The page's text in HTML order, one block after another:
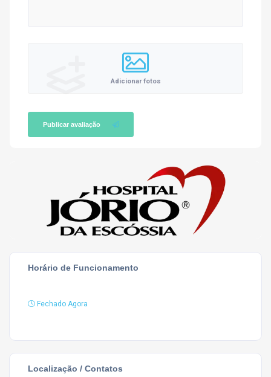
Adicionar fotos
Publicar avaliação
Horário de Funcionamento
Fechado Agora
Localização / Contatos